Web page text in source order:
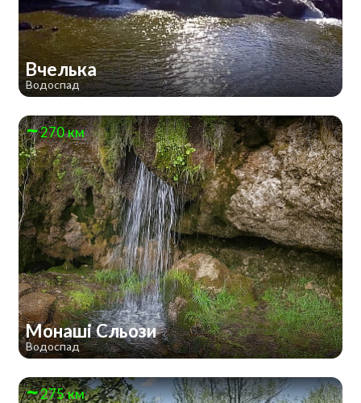
Вчелька
Водоспад
270 км
Монаші Сльози
Водоспад
275 км